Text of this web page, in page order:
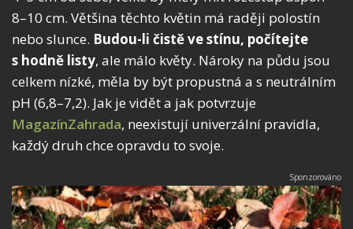
8–10 cm. Většina těchto květin má raději polostín
nebo slunce. Budou-li čistě ve stínu, počítejte
s hodně listy, ale málo květy. Nároky na půdu jsou
celkem nízké, měla by být propustná a s neutrálním
pH (6,8–7,2). Jak je vidět a jak potvrzuje
MagazínZahrada, neexistují univerzální pravidla,
každý druh chce opravdu to svoje.